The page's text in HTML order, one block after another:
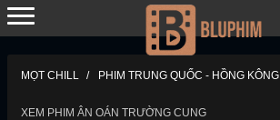
MỌT CHILL PHIM TRUNG QUỐC - HỒNG KÔNG
XEM PHIM ÂN OÁN TRƯỜNG CUNG